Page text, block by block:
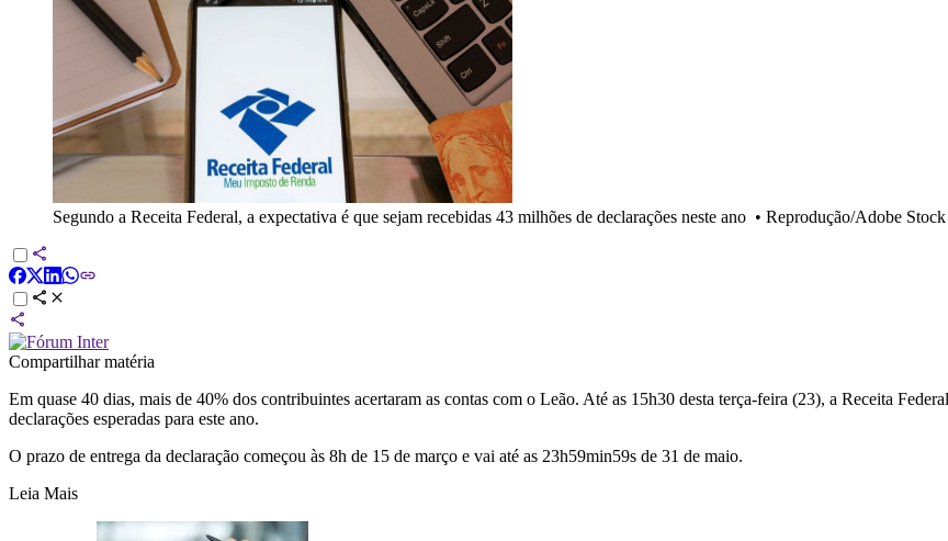
Segundo a Receita Federal, a expectativa é que sejam recebidas 43 milhões de declarações neste ano • Reprodução/Adobe Stock
Compartilhar matéria
Em quase 40 dias, mais de 40% dos contribuintes acertaram as contas com o Leão. Até as 15h30 desta terça-feira (23), a Receita
declarações esperadas para este ano.
O prazo de entrega da declaração começou às 8h de 15 de março e vai até as 23h59min59s de 31 de maio.
Leia Mais